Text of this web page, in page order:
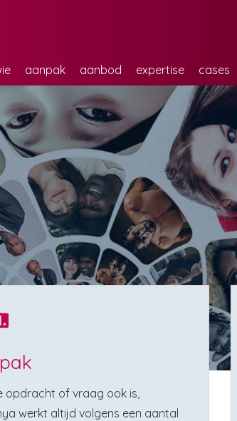
aanpak aanbod expertise cases
opdracht of vraag ook is,
werkt altijd volgens een aantal